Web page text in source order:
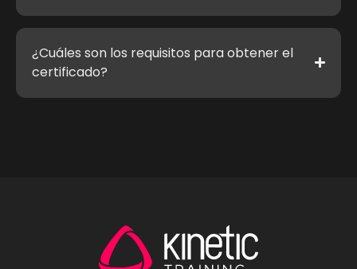
¿Cuáles son los requisitos para obtener el
certificado?